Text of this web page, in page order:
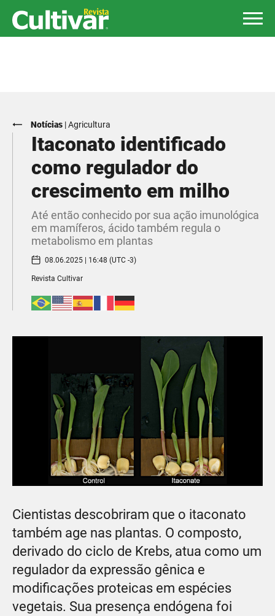
Notícias |Agricultura
Itaconato identificado
como regulador do
crescimento em milho
Até então conhecido por sua ação imunológica
em mamíferos, ácido também regula o
metabolismo em plantas
08.06.2025 | 16:48 (UTC -3)
Revista Cultivar
Cientistas descobriram que o itaconato
também age nas plantas. O composto,
derivado do ciclo de Krebs, atua como um
regulador da expressão gênica e
modificações proteicas em espécies
vegetais. Sua presença endógena foi